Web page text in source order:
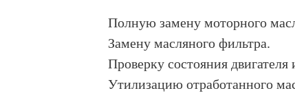
Полную замену моторного
Замену масляного фильтра.
Проверку состояния
Утилизацию отработанного